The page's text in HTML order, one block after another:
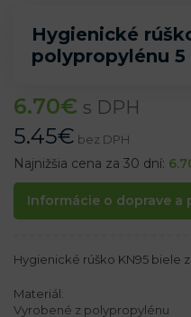
Hygienické
polypropylénu
6.70€ s DPH
5.45€ bez DPH
Najnižšia cena za 30 dní:
Informácie o doprave a
Hygienické rúško KN95 biele
Materiál:
​​Vyrobené z polypropylénu